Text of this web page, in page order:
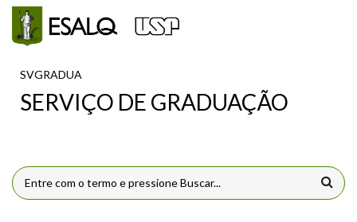
Pular para o conteúdo principal
SVGRADUA
SERVIÇO DE GRADUAÇÃO
FORMULÁRIO DE BUSCA